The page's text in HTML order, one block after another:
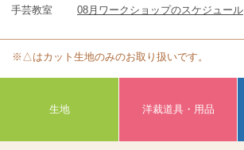
手芸教室 08月ワークショップのスケジュール
※△はカット生地のみのお取り扱いです。
生地 洋裁道具・用品